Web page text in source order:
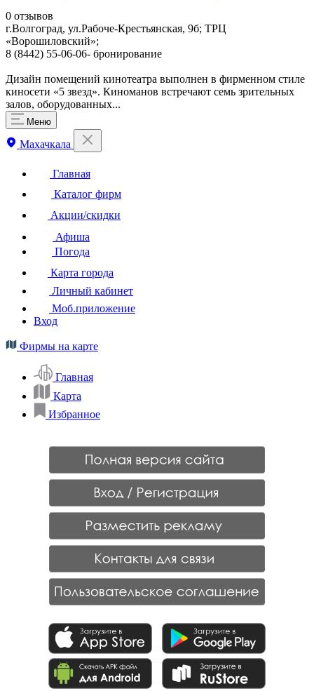
0 отзывов
г.Волгоград, ул.Рабоче-Крестьянская, 9б; ТРЦ
«Ворошиловский»;
8 (8442) 55-06-06- бронирование
Дизайн помещений кинотеатра выполнен в фирменном стиле
киносети «5 звезд». Киноманов встречают семь зрительных
залов, оборудованных...
Меню
Махачкала
Главная
Каталог фирм
Акции/скидки
Афиша
Погода
Карта города
Личный кабинет
Моб.приложение
Вход
Фирмы на карте
Главная
Карта
Избранное